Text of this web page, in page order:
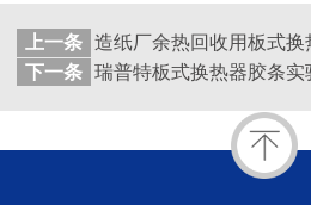
上一条
下一条